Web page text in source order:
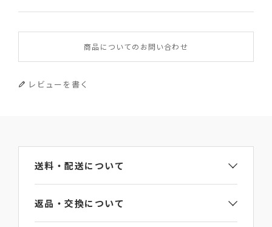
表側：牛革 内側：やぎ革
サイズ
250g
原産国
商品についてのお問い合わせ
レビューを書く
送料・配送について
返品・交換について